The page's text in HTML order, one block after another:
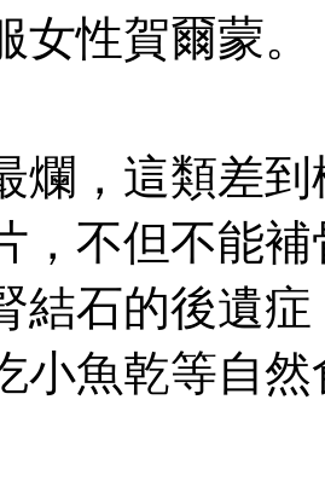
女性賀爾蒙。
爛，這類差
，不但不能
結石的後遺
小魚乾等自